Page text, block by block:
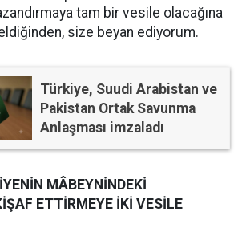
tam bir vesile olacağına
size beyan ediyorum.
Türkiye, Suudi Arabistan ve
Pakistan Ortak Savunma
Anlaşması imzaladı
MÂBEYNİNDEKİ
ETTİRMEYE İKİ VESİLE